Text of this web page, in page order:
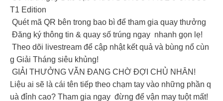
T1 Edition
Quét mã QR bên trong bao bì để tham gia quay thưởng
Đăng ký thông tin & quay số trúng ngay nhanh gọn lẹ!
Theo dõi livestream để cập nhật kết quả và bùng nổ cùn
g Giải Tháng siêu khủng!
GIẢI THƯỞNG VẪN ĐANG CHỜ ĐỢI CHỦ NHÂN!
Liệu ai sẽ là cái tên tiếp theo chạm tay vào những phần q
uà đỉnh cao? Tham gia ngay đừng để vận may tuột mất!